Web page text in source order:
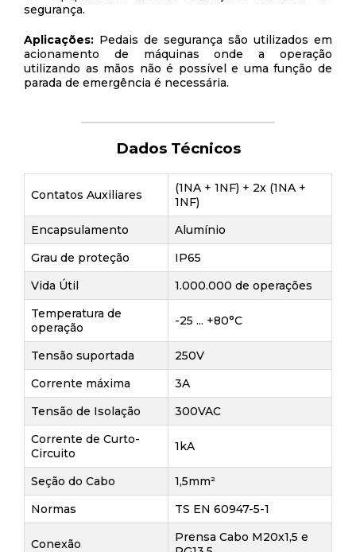
segurança.
Aplicações: Pedais de segurança são utilizados em
acionamento de máquinas onde a operação
utilizando as mãos não é possível e uma função de
parada de emergência é necessária.
Dados Técnicos
Contatos Auxiliares
(1NA + 1NF) + 2x (1NA +
1NF)
Encapsulamento
Alumínio
Grau de proteção
IP65
Vida Útil
1.000.000 de operações
Temperatura de
operação
-25 ... +80°C
Tensão suportada
250V
Corrente máxima
3A
Tensão de Isolação
300VAC
Corrente de Curto-
Circuito
1kA
Seção do Cabo
1,5mm²
Normas
TS EN 60947-5-1
Conexão
Prensa Cabo M20x1,5 e